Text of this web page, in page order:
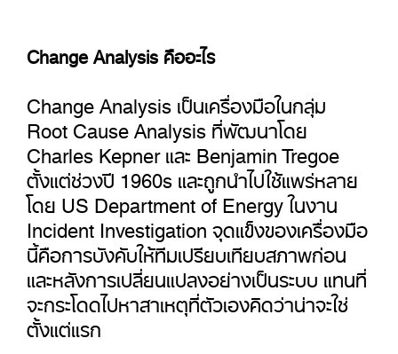
Change Analysis คืออะไร
Change Analysis เป็นเครื่องมือในกลุ่ม
Root Cause Analysis ที่พัฒนาโดย
Charles Kepner และ Benjamin Tregoe
ตั้งแต่ช่วงปี 1960s และถูกนำไปใช้แพร่หลาย
โดย US Department of Energy ในงาน
Incident Investigation จุดแข็งของเครื่องมือ
นี้คือการบังคับให้ทีมเปรียบเทียบสภาพก่อน
และหลังการเปลี่ยนแปลงอย่างเป็นระบบ แทนที่
จะกระโดดไปหาสาเหตุที่ตัวเองคิดว่าน่าจะใช่
ตั้งแต่แรก